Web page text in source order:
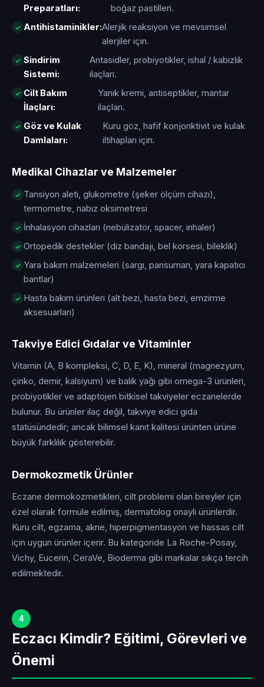
Preparatları:
boğaz pastilleri.
Antihistaminikler:Alerjik reaksiyon ve mevsimsel
alerjiler için.
Sindirim
Sistemi:
Antasidler, probiyotikler, ishal / kabızlık
ilaçları.
Cilt Bakım
İlaçları:
Yanık kremi, antiseptikler, mantar
ilaçları.
Göz ve Kulak
Damlaları:
Kuru göz, hafif konjonktivit ve kulak
iltihapları için.
Medikal Cihazlar ve Malzemeler
Tansiyon aleti, glukometre (şeker ölçüm cihazı),
termometre, nabız oksimetresi
İnhalasyon cihazları (nebülizatör, spacer, inhaler)
Ortopedik destekler (diz bandajı, bel korsesi, bileklik)
Yara bakım malzemeleri (sargı, pansuman, yara kapatıcı
bantlar)
Hasta bakım ürünleri (alt bezi, hasta bezi, emzirme
aksesuarları)
Takviye Edici Gıdalar ve Vitaminler
Vitamin (A, B kompleksi, C, D, E, K), mineral (magnezyum,
çinko, demir, kalsiyum) ve balık yağı gibi omega-3 ürünleri,
probiyotikler ve adaptojen bitkisel takviyeler eczanelerde
bulunur. Bu ürünler ilaç değil, takviye edici gıda
statüsündedir; ancak bilimsel kanıt kalitesi ürünten ürüne
büyük farklılık gösterebilir.
Dermokozmetik Ürünler
Eczane dermokozmetikleri, cilt problemi olan bireyler için
özel olarak formüle edilmiş, dermatolog onaylı ürünlerdir.
Kuru cilt, egzama, akne, hiperpigmentasyon ve hassas cilt
için uygun ürünler içerir. Bu kategoride La Roche-Posay,
Vichy, Eucerin, CeraVe, Bioderma gibi markalar sıkça tercih
edilmektedir.
4
Eczacı Kimdir? Eğitimi, Görevleri ve
Önemi